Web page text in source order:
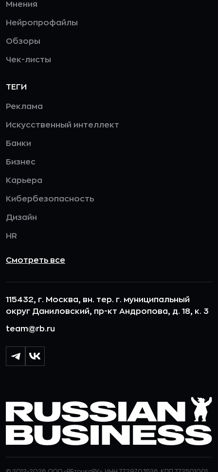
Мнения
Нейропрофайлы
Обзоры
Чек-листы
ТЕГИ
Реклама
Искусственный интеллект
Банки
Бизнес
Карьера
Кибербезопасность
Дизайн
HR
Смотреть все
115432, г. Москва, вн. тер. г. муниципальный
округ Даниловский, пр-кт Андропова, д. 18, к. 3
team@rb.ru